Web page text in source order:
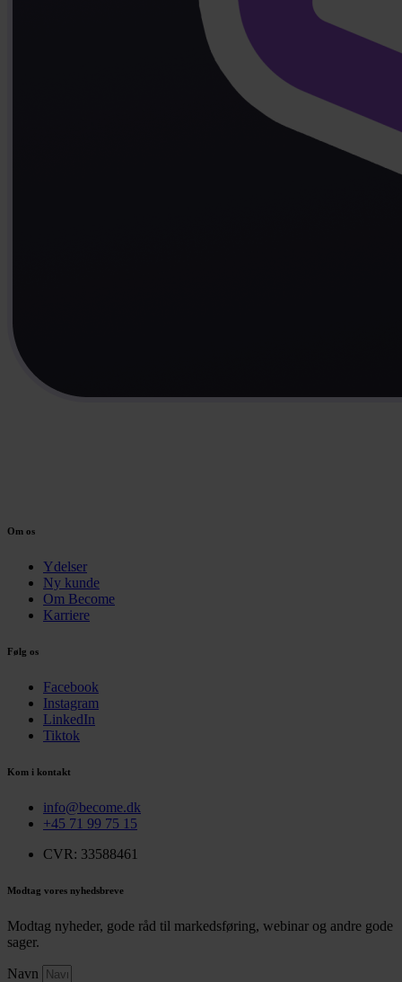
Om os
Ydelser
Ny kunde
Om Become
Karriere
Følg os
Facebook
Instagram
LinkedIn
Tiktok
Kom i kontakt
info@become.dk
+45 71 99 75 15
CVR: 33588461
Modtag vores nyhedsbreve
Modtag nyheder, gode råd til markedsføring, webinar og andre gode
sager.
Navn